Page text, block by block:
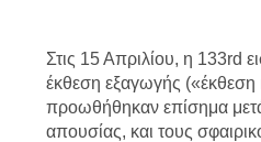
ΜΙΑ
ΠΡΟΣΦΟΡΆ
Στις 15 Απριλίου, η 133rd
έκθεση εξαγωγής («έκθεση
προωθήθηκαν επίσημα
απουσίας, και τους